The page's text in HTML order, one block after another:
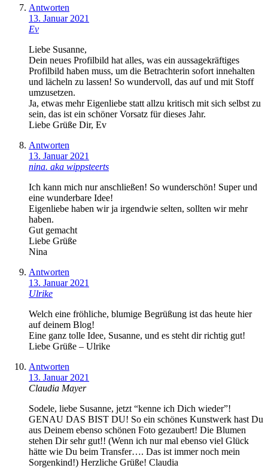
Antworten
13. Januar 2021
Ev
Liebe Susanne,
Dein neues Profilbild hat alles, was ein aussagekräftiges
Profilbild haben muss, um die Betrachterin sofort innehalten
und lächeln zu lassen! So wundervoll, das auf und mit Stoff
umzusetzen.
Ja, etwas mehr Eigenliebe statt allzu kritisch mit sich selbst zu
sein, das ist ein schöner Vorsatz für dieses Jahr.
Liebe Grüße Dir, Ev
Antworten
13. Januar 2021
nina. aka wippsteerts
Ich kann mich nur anschließen! So wunderschön! Super und
eine wunderbare Idee!
Eigenliebe haben wir ja irgendwie selten, sollten wir mehr
haben.
Gut gemacht
Liebe Grüße
Nina
Antworten
13. Januar 2021
Ulrike
Welch eine fröhliche, blumige Begrüßung ist das heute hier
auf deinem Blog!
Eine ganz tolle Idee, Susanne, und es steht dir richtig gut!
Liebe Grüße – Ulrike
Antworten
13. Januar 2021
Claudia Mayer
Sodele, liebe Susanne, jetzt “kenne ich Dich wieder”!
GENAU DAS BIST DU! So ein schönes Kunstwerk hast Du
aus Deinem ebenso schönen Foto gezaubert! Die Blumen
stehen Dir sehr gut!! (Wenn ich nur mal ebenso viel Glück
hätte wie Du beim Transfer…. Das ist immer noch mein
Sorgenkind!) Herzliche Grüße! Claudia